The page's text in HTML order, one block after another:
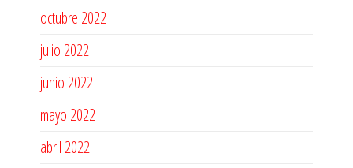
octubre 2022
julio 2022
junio 2022
mayo 2022
abril 2022